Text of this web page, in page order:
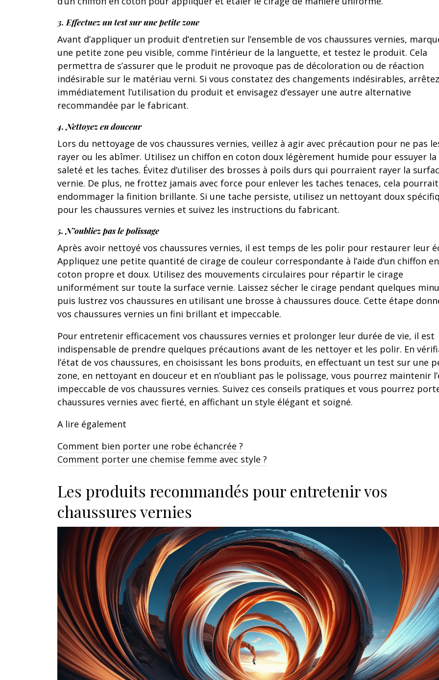
3. Effectuez un test sur une petite zone
Avant d’appliquer un produit d’entretien sur l’ensemble de vos chaussures vernies,
une petite zone peu visible, comme l’intérieur de la languette, et testez le produit. Cela
permettra de s’assurer que le produit ne provoque pas de décoloration ou de réaction
indésirable sur le matériau verni. Si vous constatez des changements indésirables, arrêtez
immédiatement l’utilisation du produit et envisagez d’essayer une autre alternative
recommandée par le fabricant.
4. Nettoyez en douceur
Lors du nettoyage de vos chaussures vernies, veillez à agir avec précaution pour ne pas
rayer ou les abîmer. Utilisez un chiffon en coton doux légèrement humide pour essuyer la
saleté et les taches. Évitez d’utiliser des brosses à poils durs qui pourraient rayer la
vernie. De plus, ne frottez jamais avec force pour enlever les taches tenaces, cela pourrait
endommager la finition brillante. Si une tache persiste, utilisez un nettoyant doux
pour les chaussures vernies et suivez les instructions du fabricant.
5. N’oubliez pas le polissage
Après avoir nettoyé vos chaussures vernies, il est temps de les polir pour restaurer leur
Appliquez une petite quantité de cirage de couleur correspondante à l’aide d’un chiffon en
coton propre et doux. Utilisez des mouvements circulaires pour répartir le cirage
uniformément sur toute la surface vernie. Laissez sécher le cirage pendant quelques
puis lustrez vos chaussures en utilisant une brosse à chaussures douce. Cette étape
vos chaussures vernies un fini brillant et impeccable.
Pour entretenir efficacement vos chaussures vernies et prolonger leur durée de vie, il est
indispensable de prendre quelques précautions avant de les nettoyer et les polir. En
l’état de vos chaussures, en choisissant les bons produits, en effectuant un test sur une
zone, en nettoyant en douceur et en n’oubliant pas le polissage, vous pourrez maintenir
impeccable de vos chaussures vernies. Suivez ces conseils pratiques et vous pourrez
chaussures vernies avec fierté, en affichant un style élégant et soigné.
A lire également
Comment bien porter une robe échancrée ?
Comment porter une chemise femme avec style ?
Les produits recommandés pour entretenir vos
chaussures vernies